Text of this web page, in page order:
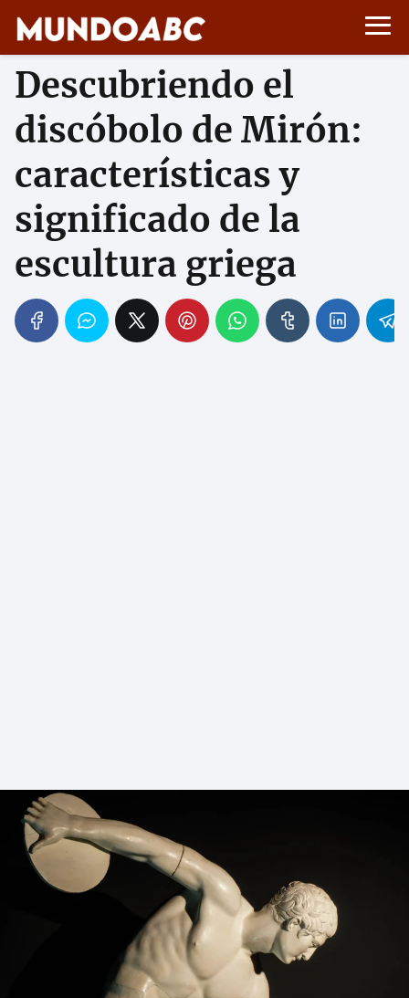
Descubriendo el
discóbolo de Mirón:
características y
significado de la
escultura griega